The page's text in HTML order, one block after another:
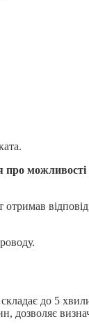
про
отримав
до 5